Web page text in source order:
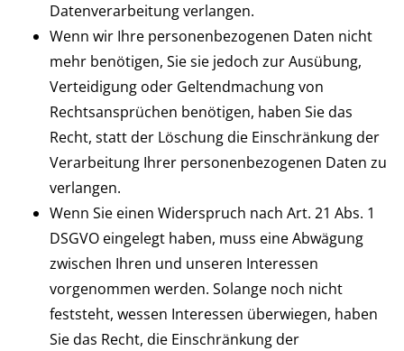
Datenverarbeitung verlangen.
Wenn wir Ihre personenbezogenen Daten nicht
mehr benötigen, Sie sie jedoch zur Ausübung,
Verteidigung oder Geltendmachung von
Rechtsansprüchen benötigen, haben Sie das
Recht, statt der Löschung die Einschränkung der
Verarbeitung Ihrer personenbezogenen Daten zu
verlangen.
Wenn Sie einen Widerspruch nach Art. 21 Abs. 1
DSGVO eingelegt haben, muss eine Abwägung
zwischen Ihren und unseren Interessen
vorgenommen werden. Solange noch nicht
feststeht, wessen Interessen überwiegen, haben
Sie das Recht, die Einschränkung der